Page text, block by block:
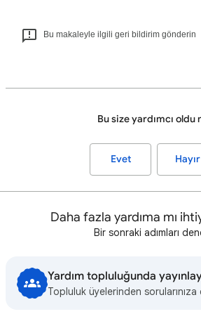
Bu makaleyle ilgili geri bildirim gönderin
Bu size yardımcı oldu
Evet Hayır
Daha fazla yardıma mı
Bir sonraki adımları
Yardım topluluğunda
Topluluk üyelerinden sorularınıza